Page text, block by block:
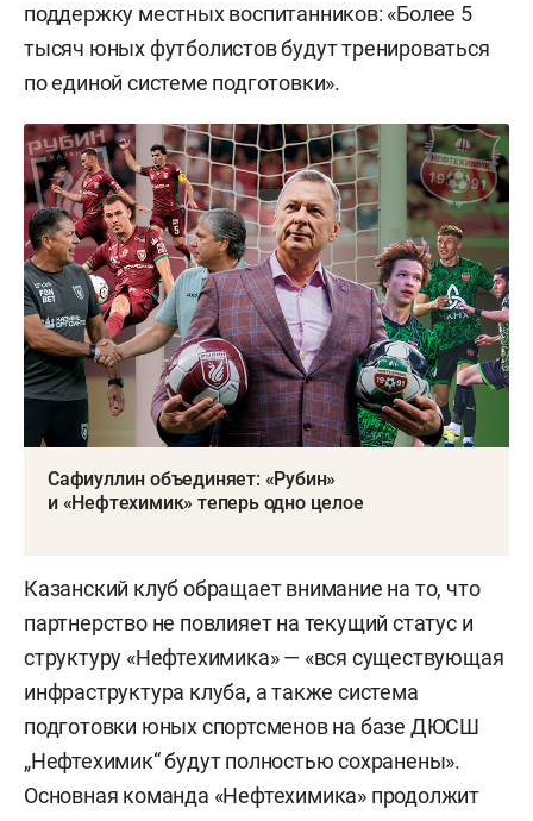
поддержку местных воспитанников: «Более 5
тысяч юных футболистов будут тренироваться
по единой системе подготовки».
Сафиуллин объединяет: «Рубин»
и «Нефтехимик» теперь одно целое
Казанский клуб обращает внимание на то, что
партнерство не повлияет на текущий статус и
структуру «Нефтехимика» — «вся существующая
инфраструктура клуба, а также система
подготовки юных спортсменов на базе ДЮСШ
„Нефтехимик“ будут полностью сохранены».
Основная команда «Нефтехимика» продолжит